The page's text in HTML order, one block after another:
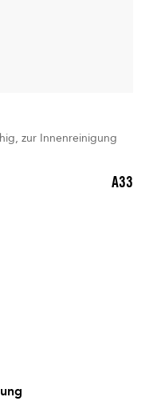
zur Innenreinigung
A33